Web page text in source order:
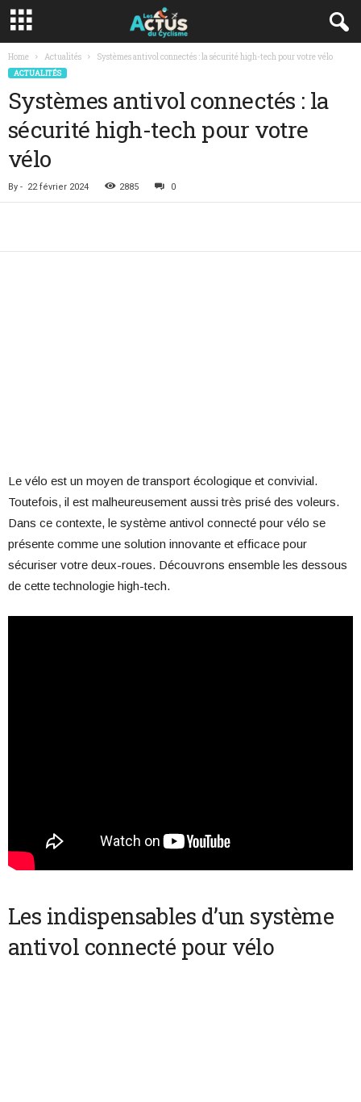
Home Actualités Systèmes antivol connectés : la sécurité high-tech pour votre vélo
ACTUALITÉS
Systèmes antivol connectés : la
sécurité high-tech pour votre
vélo
By - 22 février 2024 2885 0
Le vélo est un moyen de transport écologique et convivial.
Toutefois, il est malheureusement aussi très prisé des voleurs.
Dans ce contexte, le système antivol connecté pour vélo se
présente comme une solution innovante et efficace pour
sécuriser votre deux-roues. Découvrons ensemble les dessous
de cette technologie high-tech.
Les indispensables d’un système
antivol connecté pour vélo